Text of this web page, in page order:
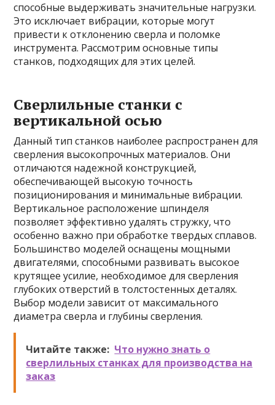
способные выдерживать значительные нагрузки.
Это исключает вибрации, которые могут
привести к отклонению сверла и поломке
инструмента. Рассмотрим основные типы
станков, подходящих для этих целей.
Сверлильные станки с
вертикальной осью
Данный тип станков наиболее распространен для
сверления высокопрочных материалов. Они
отличаются надежной конструкцией,
обеспечивающей высокую точность
позиционирования и минимальные вибрации.
Вертикальное расположение шпинделя
позволяет эффективно удалять стружку, что
особенно важно при обработке твердых сплавов.
Большинство моделей оснащены мощными
двигателями, способными развивать высокое
крутящее усилие, необходимое для сверления
глубоких отверстий в толстостенных деталях.
Выбор модели зависит от максимального
диаметра сверла и глубины сверления.
Читайте также: Что нужно знать о
сверлильных станках для производства на
заказ